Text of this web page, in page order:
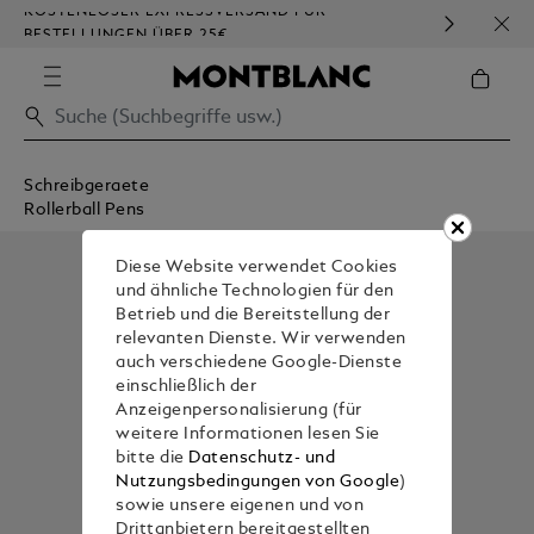
KOSTENLOSER EXPRESSVERSAND FÜR
BESTELLUNGEN ÜBER 25€
Schreibgeraete
Rollerball Pens
Diese Website verwendet Cookies
und ähnliche Technologien für den
Betrieb und die Bereitstellung der
relevanten Dienste. Wir verwenden
auch verschiedene Google-Dienste
einschließlich der
Anzeigenpersonalisierung (für
weitere Informationen lesen Sie
bitte die Datenschutz- und
Nutzungsbedingungen von Google)
sowie unsere eigenen und von
Drittanbietern bereitgestellten